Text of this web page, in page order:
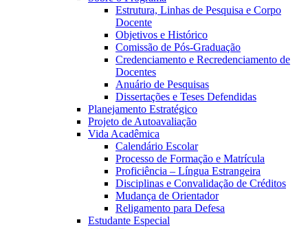
Estrutura, Linhas de Pesquisa e Corpo
Docente
Objetivos e Histórico
Comissão de Pós-Graduação
Credenciamento e Recredenciamento de
Docentes
Anuário de Pesquisas
Dissertações e Teses Defendidas
Planejamento Estratégico
Projeto de Autoavaliação
Vida Acadêmica
Calendário Escolar
Processo de Formação e Matrícula
Proficiência – Língua Estrangeira
Disciplinas e Convalidação de Créditos
Mudança de Orientador
Religamento para Defesa
Estudante Especial